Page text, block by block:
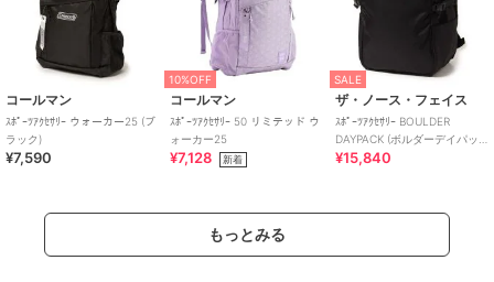
コールマン
ｽﾎﾟｰﾂｱｸｾｻﾘｰ ウォーカー25 (ブ
ラック)
¥7,590
10%OFF
コールマン
ｽﾎﾟｰﾂｱｸｾｻﾘｰ 50 リミテッド ウ
ォーカー25
¥7,128 新着
SALE
ザ・ノース・フェイス
ｽﾎﾟｰﾂｱｸｾｻﾘｰ BOULDER
DAYPACK (ボルダーデイパッ
ク)
¥15,840
もっとみる